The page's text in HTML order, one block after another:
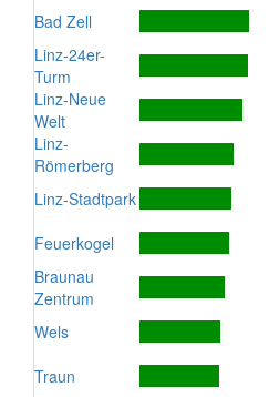
Bad Zell
Linz-24er-
Turm
Linz-Neue
Welt
Linz-
Römerberg
Linz-Stadtpark
Feuerkogel
Braunau
Zentrum
Wels
Traun